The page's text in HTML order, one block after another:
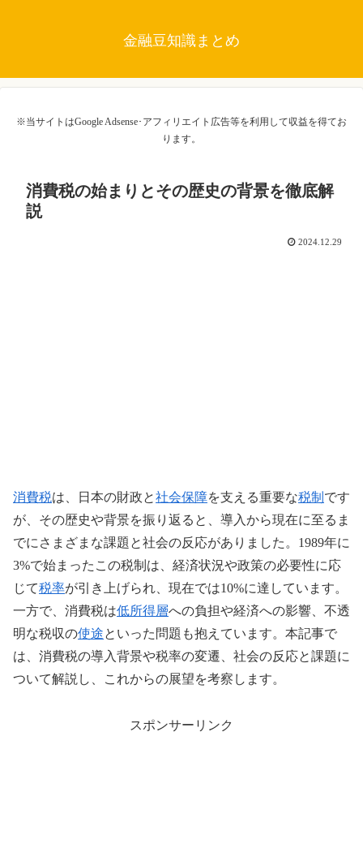
金融豆知識まとめ
※当サイトはGoogle Adsense･アフィリエイト広告等を利用して収益を得てお
ります。
消費税の始まりとその歴史の背景を徹底解
説
2024.12.29
消費税は、日本の財政と社会保障を支える重要な税制 です
が、その歴史や背景を振り返ると、導入から現在に至るま
でにさまざまな課題と社会の反応がありました。1989年に
3%で始まったこの税制は、経済状況や政策の必要性に応
じて税率が引き上げられ、現在では10%に達しています。
一方で、消費税は低所得層への負担や経済への影響、不透
明な税収の使途といった問題も抱えています。本記事で
は、消費税の導入背景や税率の変遷、社会の反応と課題に
ついて解説し、これからの展望を考察します。
スポンサーリンク